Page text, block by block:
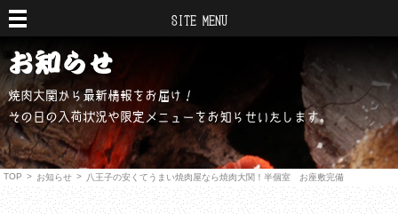
SITE MENU
焼肉大関から最新情報をお届け！
その日の入荷状況や限定メニューをお知らせいたします。
TOP > お知らせ > 八王子の安くてうまい焼肉屋なら焼肉大関！半個室 お座敷完備